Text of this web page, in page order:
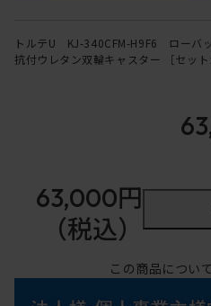
トルテU KJ-340CFM-H9F6 ローバ
抗付ウレタン双輪キャスター ［セット
63,000円
（税込）
この商品につい